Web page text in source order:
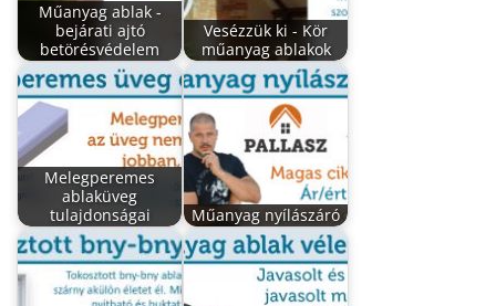
Műanyag ablak -
bejárati ajtó
betörésvédelem
Vesézzük ki - Kör
műanyag ablakok
Melegperemes
ablaküveg
tulajdonságai
Műanyag nyílászáró